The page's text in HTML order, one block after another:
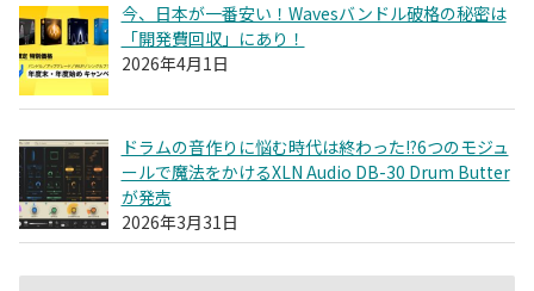
今、日本が一番安い！Wavesバンドル破格の秘密は
「開発費回収」にあり！
2026年4月1日
ドラムの音作りに悩む時代は終わった!?6つのモジュ
ールで魔法をかけるXLN Audio DB-30 Drum Butter
が発売
2026年3月31日